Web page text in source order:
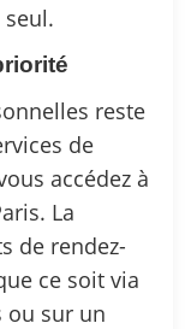
reste
de
accédez à
La
de rendez-
ce soit via
ou sur un